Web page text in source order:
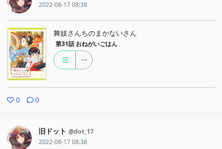
2022-08-17 08:38
舞妓さんちのまかないさん
第31話 おねがいごはん
0 0
旧ドット @dot_17
2022-08-17 08:38